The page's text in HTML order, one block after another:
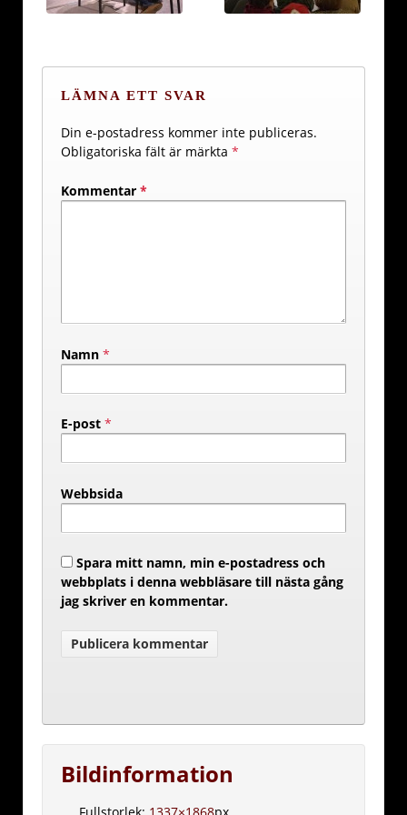
LÄMNA ETT SVAR
Din e-postadress kommer inte publiceras.
Obligatoriska fält är märkta *
Kommentar *
Namn *
E-post *
Webbsida
Spara mitt namn, min e-postadress och
webbplats i denna webbläsare till nästa gång
jag skriver en kommentar.
Bildinformation